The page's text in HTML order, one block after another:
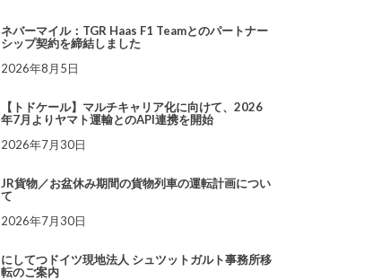
ネバーマイル：TGR Haas F1 Teamとのパートナー
シップ契約を締結しました
2026年8月5日
【トドケール】マルチキャリア化に向けて、2026
年7月よりヤマト運輸とのAPI連携を開始
2026年7月30日
JR貨物／お盆休み期間の貨物列車の運転計画につい
て
2026年7月30日
にしてつドイツ現地法人 シュツットガルト事務所移
転のご案内